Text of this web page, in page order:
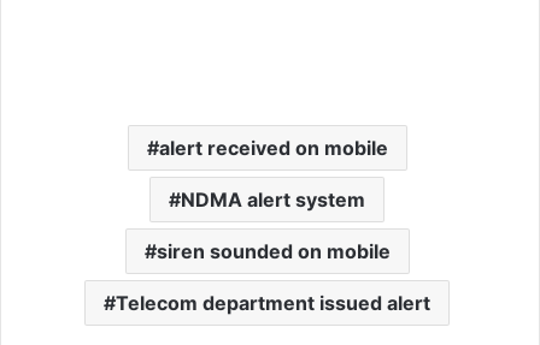
alert received on mobile
NDMA alert system
siren sounded on mobile
Telecom department issued alert